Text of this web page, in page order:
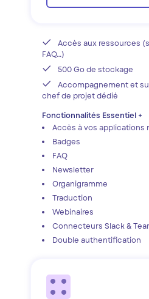
Accès aux ressources
FAQ…)
500 Go de stockage
Accompagnement et
chef de projet dédié
Fonctionnalités Essentiel +
Accès à vos applications
Badges
FAQ
Newsletter
Organigramme
Traduction
Webinaires
Connecteurs Slack &
Double authentification